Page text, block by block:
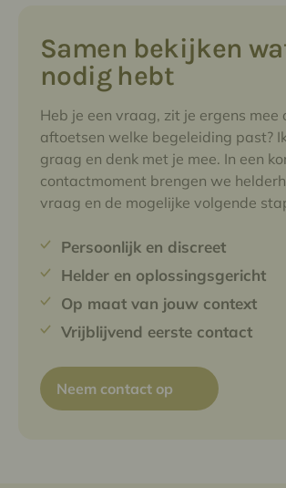
beslissen om uit elkaar te gaan, kan
relatiebemiddeling helpen om dit
constructieve manier te doen, met
Samen bekijken
nodig hebt
Heb je een vraag, zit je ergens mee
aftoetsen welke begeleiding past?
graag en denk met je mee. In een
contactmoment brengen we
vraag en de mogelijke volgende
Persoonlijk en discreet
Helder en oplossingsgericht
Op maat van jouw context
Vrijblijvend eerste contact
Neem contact op